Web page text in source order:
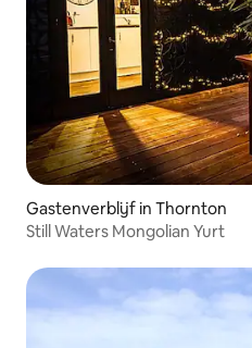
Gastenverblijf in Thornton
Still Waters Mongolian Yurt